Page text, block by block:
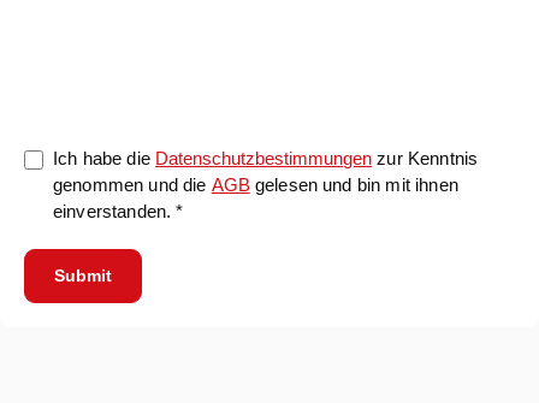
Ich habe die Datenschutzbestimmungen zur Kenntnis
genommen und die AGBgelesen und bin mit ihnen
einverstanden. *
Submit